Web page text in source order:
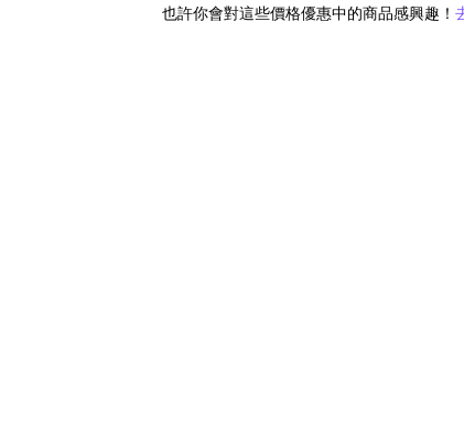
也許你會對這些價格優惠中的商品感興趣！